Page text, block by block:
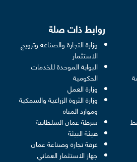
روابط ذات صلة
وزارة التجارة والصناعة وترويج
الاستثمار in a new window
البوابة الموحدة للخدمات
الحكوميةin a new window
وزارة العملin a new window
وزارة الثروة الزراعية والسمكية
وموارد المياهin a new window
شرطة عمان السلطانيةwindow
هيئة البيئةin a new window
غرفة تجارة وصناعة عمانwindow
جهاز الاستثمار العمانيwindow